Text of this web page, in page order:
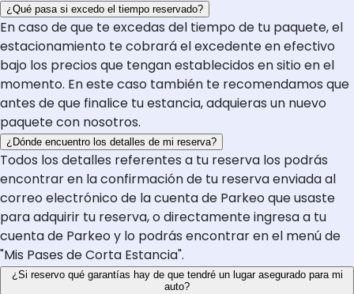
¿Qué pasa si excedo el tiempo reservado?
En caso de que te excedas del tiempo de tu paquete, el
estacionamiento te cobrará el excedente en efectivo
bajo los precios que tengan establecidos en sitio en el
momento. En este caso también te recomendamos que
antes de que finalice tu estancia, adquieras un nuevo
paquete con nosotros.
¿Dónde encuentro los detalles de mi reserva?
Todos los detalles referentes a tu reserva los podrás
encontrar en la confirmación de tu reserva enviada al
correo electrónico de la cuenta de Parkeo que usaste
para adquirir tu reserva, o directamente ingresa a tu
cuenta de Parkeo y lo podrás encontrar en el menú de
"Mis Pases de Corta Estancia".
¿Si reservo qué garantías hay de que tendré un lugar asegurado para mi
auto?